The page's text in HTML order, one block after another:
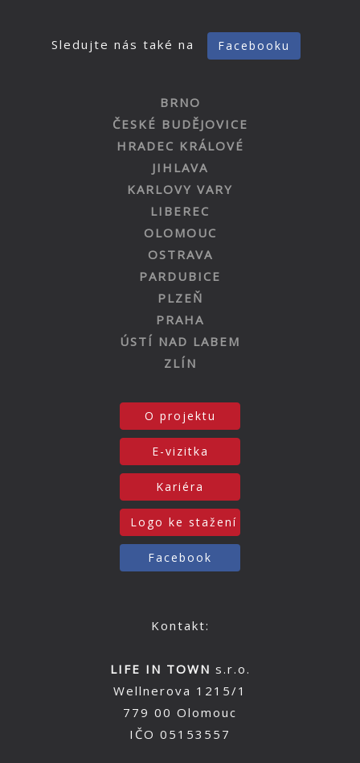
Sledujte nás také na Facebooku
BRNO
ČESKÉ BUDĚJOVICE
HRADEC KRÁLOVÉ
JIHLAVA
KARLOVY VARY
LIBEREC
OLOMOUC
OSTRAVA
PARDUBICE
PLZEŇ
PRAHA
ÚSTÍ NAD LABEM
ZLÍN
O projektu
E-vizitka
Kariéra
Logo ke stažení
Facebook
Kontakt:
LIFE IN TOWN s.r.o.
Wellnerova 1215/1
779 00 Olomouc
IČO 05153557